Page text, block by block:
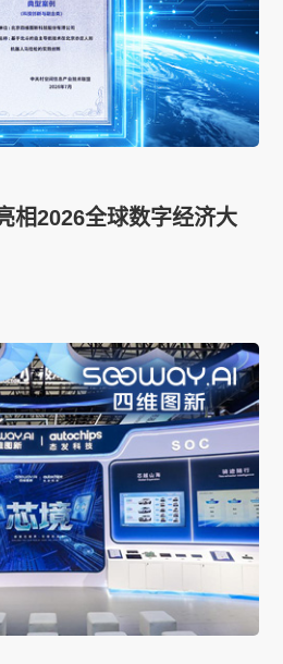
相2026全球数字经济大